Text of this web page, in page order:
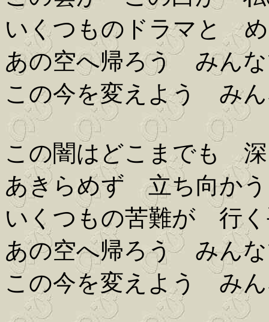
いくつものドラマと
あの空へ帰ろう みん
この今を変えよう み
この闇はどこまでも
あきらめず 立ち向か
いくつもの苦難が 行
あの空へ帰ろう みん
この今を変えよう み